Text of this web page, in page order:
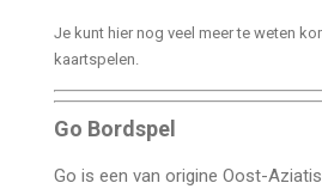
Je kunt hier nog veel meer te weten
kaartspelen.
Go Bordspel
Go is een van origine Oost-